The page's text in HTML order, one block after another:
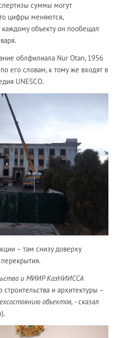
суммы могут
цифры меняются,
объекту он пообещал
облфилиала Nur Otan, 1956
его словам, к тому же входят в
UNESСO.
– там снизу доверху
и МИИР КазНИИССА
строительства и архитектуры –
объектов, - сказал